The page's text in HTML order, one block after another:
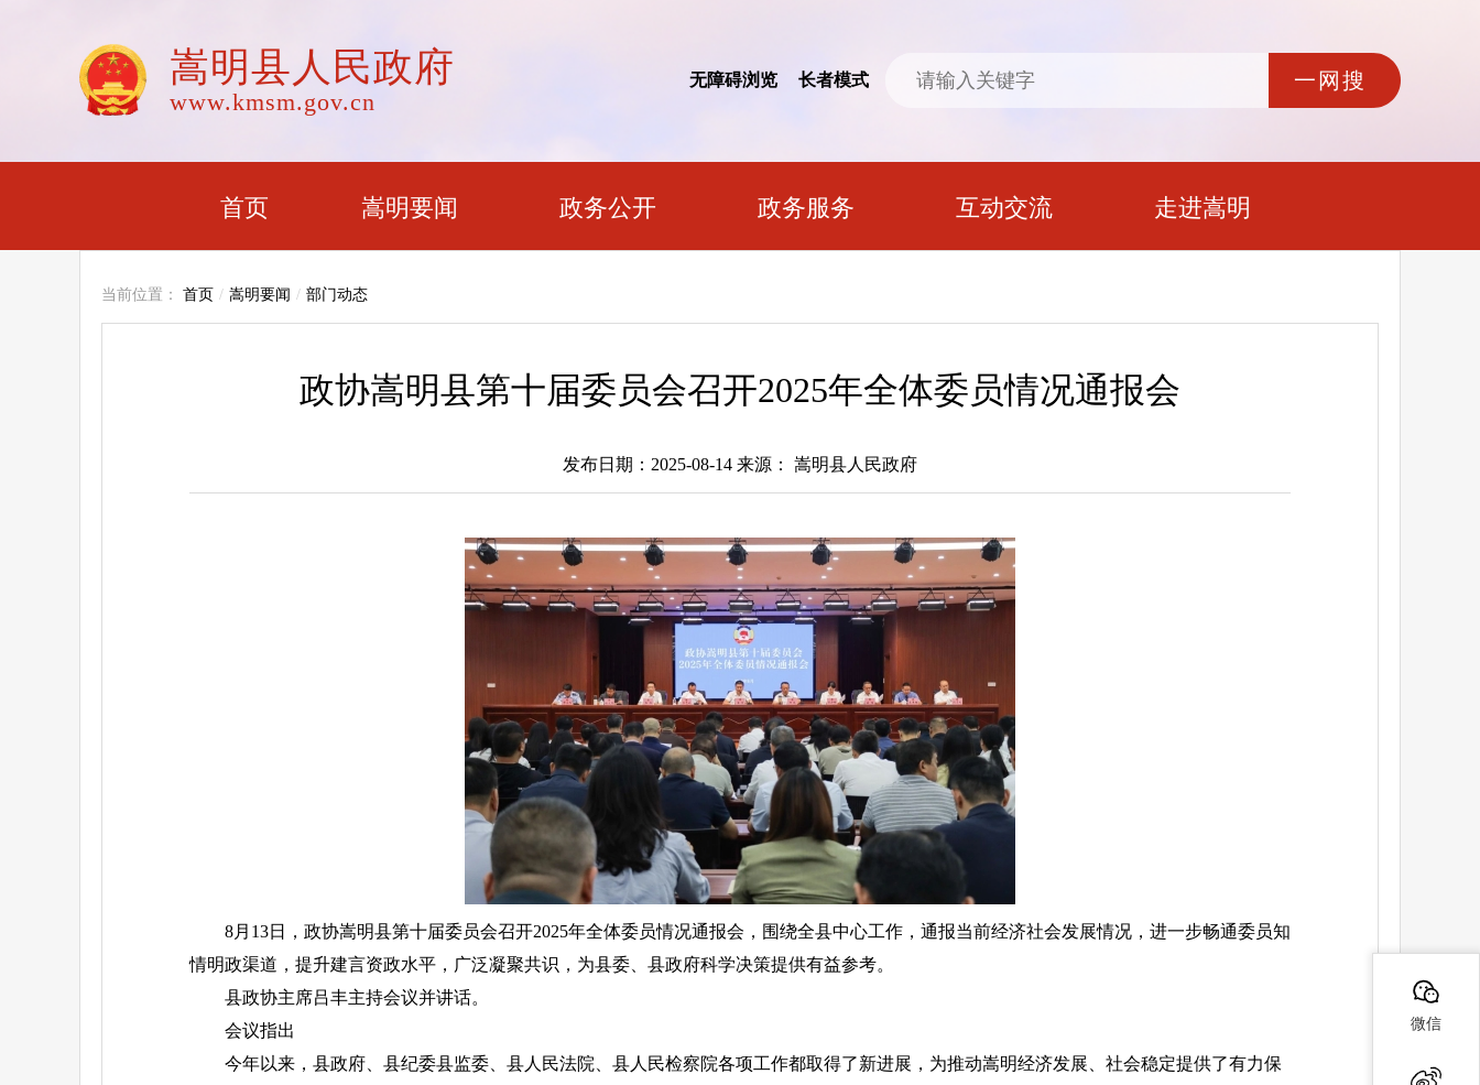
嵩明县人民政府
www.kmsm.gov.cn
无障碍浏览 长者模式
首页 嵩明要闻 政务公开 政务服务 互动交流 走进嵩明
当前位置： 首页 / 嵩明要闻 / 部门动态
政协嵩明县第十届委员会召开2025年全体委员情况通报会
发布日期：2025-08-14 来源： 嵩明县人民政府
8月13日，政协嵩明县第十届委员会召开2025年全体委员情况通报会，围绕全县中心工作，通报当前经济社会发展情况，进一步畅通委员知
情明政渠道，提升建言资政水平，广泛凝聚共识，为县委、县政府科学决策提供有益参考。
县政协主席吕丰主持会议并讲话。
会议指出
今年以来，县政府、县纪委县监委、县人民法院、县人民检察院各项工作都取得了新进展，为推动嵩明经济发展、社会稳定提供了有力保
微信